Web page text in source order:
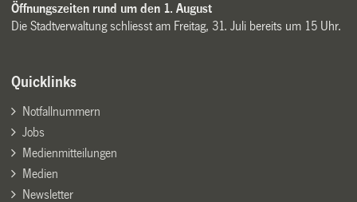
Öffnungszeiten rund um den 1. August
Die Stadtverwaltung schliesst am Freitag, 31. Juli bereits um 15 Uhr.
Quicklinks
Notfallnummern
Jobs
Medienmitteilungen
Medien
Newsletter